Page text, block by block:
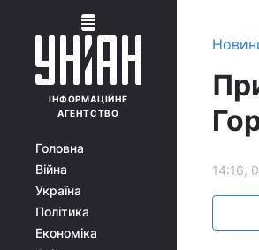
ІНФОРМАЦІЙНЕ
АГЕНТСТВО
Головна
Війна
Україна
Політика
Економіка
14:16,